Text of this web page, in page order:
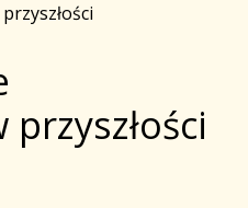
przyszłości